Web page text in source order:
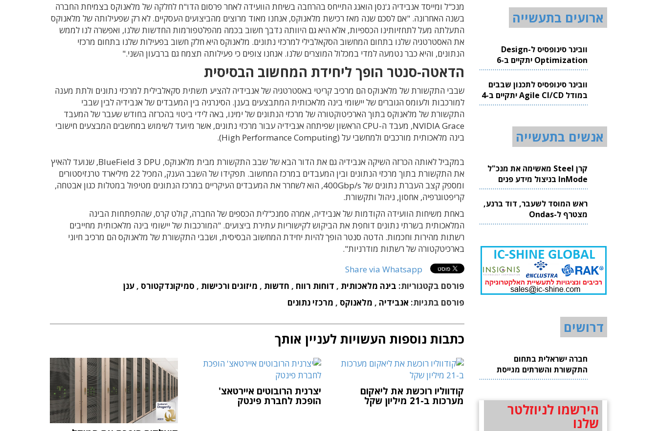
מנכ"ל ומייסד אנבידיה ג'נסן הואנג התייחס בהרחבה בשיחת הוועידה לאחר פרסום הדו"ח לחלקה של מלאנוקס בצמיחת החברה
בשנה האחרונה. "אם לסכם שנה מאז רכישת מלאנוקס, אנחנו מאוד מרוצים מהביצועים העסקיים. לא רק שפעילותה של מלאנוקס
התעלתה מעל לתחזיותינו הכספיות, אלא היא גם היוותה נדבך חשוב בכמה מהפלטפורמות החדשות שלנו, ואפשרה לנו לממש
את האסטרטגיה שלנו בתחום המחשוב הסקאלבילי למרכזי נתונים. מלאנוקס היא חלק חשוב בפעילות שלנו בתחום מרכזי
הנתונים, והיא כבר נטמעה למדי במכלול המוצרים שלנו. אנחנו צופים כי פעילותה תצמח גם ברבעון השני."
הדאטה-סנטר הופך ליחידת המחשוב הבסיסית
שבבי התקשורת של מלאנוקס הם מרכיב קריטי באסטרטגיה של אנבידיה להציע תשתית סקאלבילית למרכזי נתונים ולתת מענה
למורכבות ולעומס הגוברים של יישומי בינה מלאכותית המתבצעים בענן. הסינרגיה בין המעבדים של אנבידיה לבין שבבי
התקשורת של מלאנוקס בתוך הארכיטוקטורה של מרכזי הנתונים של ימינו, באה לידי ביטוי בהכרזה בחודש שעבר של המעבד
NVIDIA Grace, מעבד ה-CPU הראשון שפיתחה אנבידיה עבור מרכזי נתונים, אשר מיועד לשימוש במחשבים המבצעים חישובי
בינה מלאכותית מורכבים ולמחשבי על (High Performance Computing).
במקביל לאותה הכרזה השיקה אנבידיה גם את הדור הבא של שבב התקשורת מבית מלאנוקס, BlueField 3 DPU, שנועד להאיץ
את התקשורת בתוך מרכזי הנתונים ובין המעבדים במרכז המחשוב. תפקידו של השבב הענק, המכיל 22 מיליארד טרנזיסטורים
ומספק קצב העברת נתונים של 400Gbp/s, הוא לשחרר את המעבדים העיקריים במרכז הנתונים מטיפול במטלות כגון אבטחה,
קריפטוגרפיה, אחסון, ניהול ותקשורת.
באחת משיחות הוועידה הקודמות של אנבידיה, אמרה סמנכ"לית הכספים של החברה, קולט קרס, שהתפתחות הבינה
המלאכותית בשרתי נתונים דוחפת את הביקוש לקישוריות עתירת ביצועים. "המורכבות של יישומי בינה מלאכותית מחייבים
רשתות מהירות וחכמות. הדטה סנטר הופך להיות יחידת המחשוב הבסיסית, ושבבי התקשורת של מלאנוקס הם מרכיב חיוני
בארכיטקטורה של רשתות מודרניות".
Share via Whatsapp
פורסם בקטגוריות: בינה מלאכותית , דוחות רווח , חדשות , מיזוגים ורכישות , סמיקונדקטורס ,ענן
פורסם בתגיות: אנבידיה , מלאנוקס , מרכזי נתונים
כתבות נוספות העשויות לעניין אותך
יצרנית הרובוטים איירטאצ'
הופכת לחברת פינטק
קודווליו רוכשת את ליאקום
מערכות ב-21 מיליון שקל
ארועים בתעשייה
וובינר סינופסיס ל-Design
Optimization יתקיים ב-6
באוגוסט 2026
וובינר סינופסיס לתכנון שבבים
במודל Agile CI/CD יתקיים ב-4
באוגוסט 2026
אנשים בתעשייה
קרן Steel מאשימה את מנכ"ל
InMode בניצול מידע פנים
ראש המוסד לשעבר, דוד ברנע,
מצטרף ל-Ondas
דרושים
חברה ישראלית בתחום
התקשורת והשרתים מגייסת
עובדים
הירשמו לניוזלטר
שלנו